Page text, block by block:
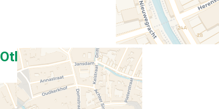
Other sights